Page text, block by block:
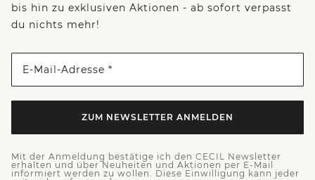
bis hin zu exklusiven Aktionen - ab sofort verpasst
du nichts mehr!
E-Mail-Adresse *
ZUM NEWSLETTER ANMELDEN
Mit der Anmeldung bestätige ich den CECIL Newsletter
erhalten und über Neuheiten und Aktionen per E-Mail
informiert werden zu wollen. Diese Einwilligung kann jeder